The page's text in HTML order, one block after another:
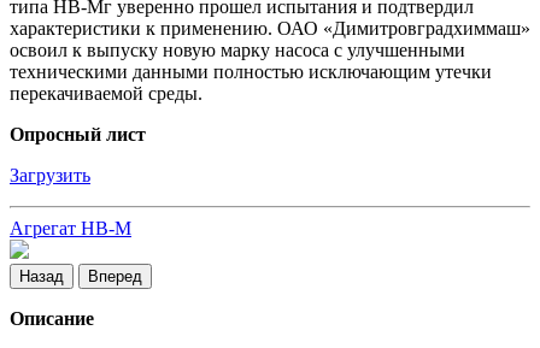
типа НВ-Мг уверенно прошел испытания и подтвердил
характеристики к применению. ОАО «Димитровградхиммаш»
освоил к выпуску новую марку насоса с улучшенными
техническими данными полностью исключающим утечки
перекачиваемой среды.
Опросный лист
Загрузить
Агрегат НВ-М
Назад Вперед
Описание